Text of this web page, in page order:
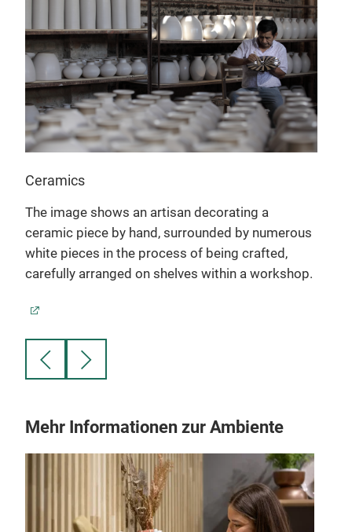
Ceramics
The image shows an artisan decorating a
ceramic piece by hand, surrounded by numerous
white pieces in the process of being crafted,
carefully arranged on shelves within a workshop.
Mehr Informationen zur Ambiente